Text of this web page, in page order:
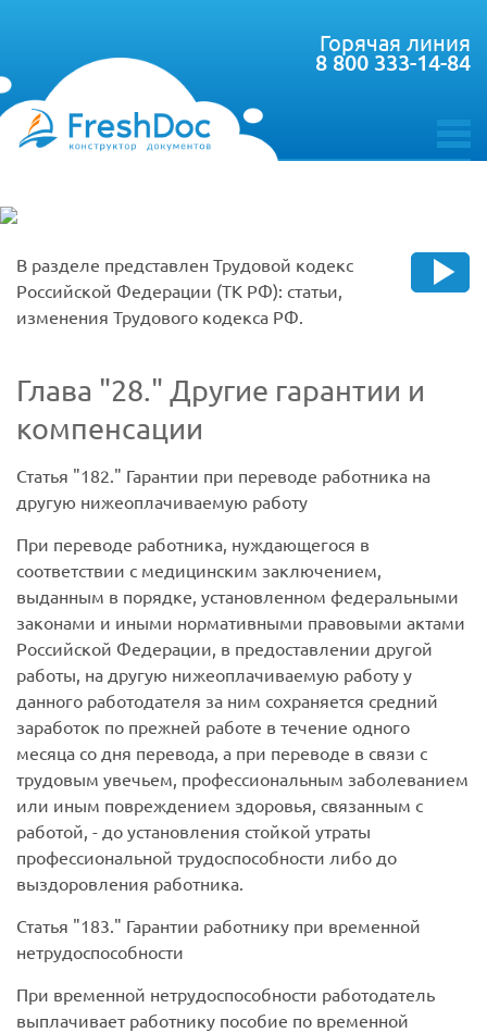
toggle
Горячая линия
8 800 333-14-84
В разделе представлен Трудовой кодекс
Российской Федерации (ТК РФ): статьи,
изменения Трудового кодекса РФ.
Глава 28. Другие гарантии и
компенсации
Статья 182.
Гарантии при переводе работника на
другую нижеоплачиваемую работу
При переводе работника, нуждающегося в
соответствии с медицинским заключением,
выданным в порядке, установленном федеральными
законами и иными нормативными правовыми актами
Российской Федерации, в предоставлении другой
работы, на другую нижеоплачиваемую работу у
данного работодателя за ним сохраняется средний
заработок по прежней работе в течение одного
месяца со дня перевода, а при переводе в связи с
трудовым увечьем, профессиональным заболеванием
или иным повреждением здоровья, связанным с
работой, - до установления стойкой утраты
профессиональной трудоспособности либо до
выздоровления работника.
Статья
183.
Гарантии работнику при временной
нетрудоспособности
При временной нетрудоспособности работодатель
выплачивает работнику пособие по временной